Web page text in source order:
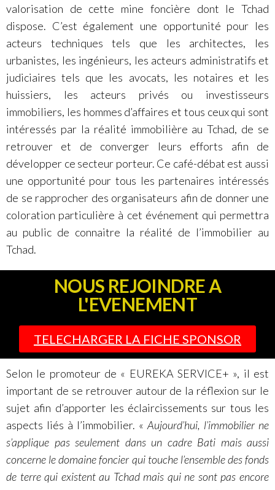
valorisation de cette mine foncière dont le Tchad
dispose. C’est également une opportunité pour les
acteurs techniques tels que les architectes, les
urbanistes, les ingénieurs, les acteurs administratifs et
judiciaires tels que les avocats, les notaires et les
huissiers, les acteurs privés ou investisseurs
immobiliers, les hommes d’affaires et tous ceux qui sont
intéressés par la réalité immobilière au Tchad, de se
retrouver et de converger leurs efforts afin de
développer ce secteur porteur. Ce café-débat est aussi
une opportunité pour tous les partenaires intéressés
de se rapprocher des organisateurs afin de donner une
coloration particulière à cet événement qui permettra
au public de connaitre la réalité de l’immobilier au
Tchad.
NOUS REJOINDRE A
L'EVENEMENT
TELECHARGER LA FICHE SPONSOR
Selon le promoteur de « EUREKA SERVICE+ », il est
important de se retrouver autour de la réflexion sur le
sujet afin d’apporter les éclaircissements sur tous les
aspects liés à l’immobilier. « Aujourd’hui, l’immobilier ne
s’applique pas seulement dans un cadre Bati mais aussi
concerne le domaine foncier qui touche l’ensemble des fonds
de terre qui existent au Tchad mais qui ne sont pas encore